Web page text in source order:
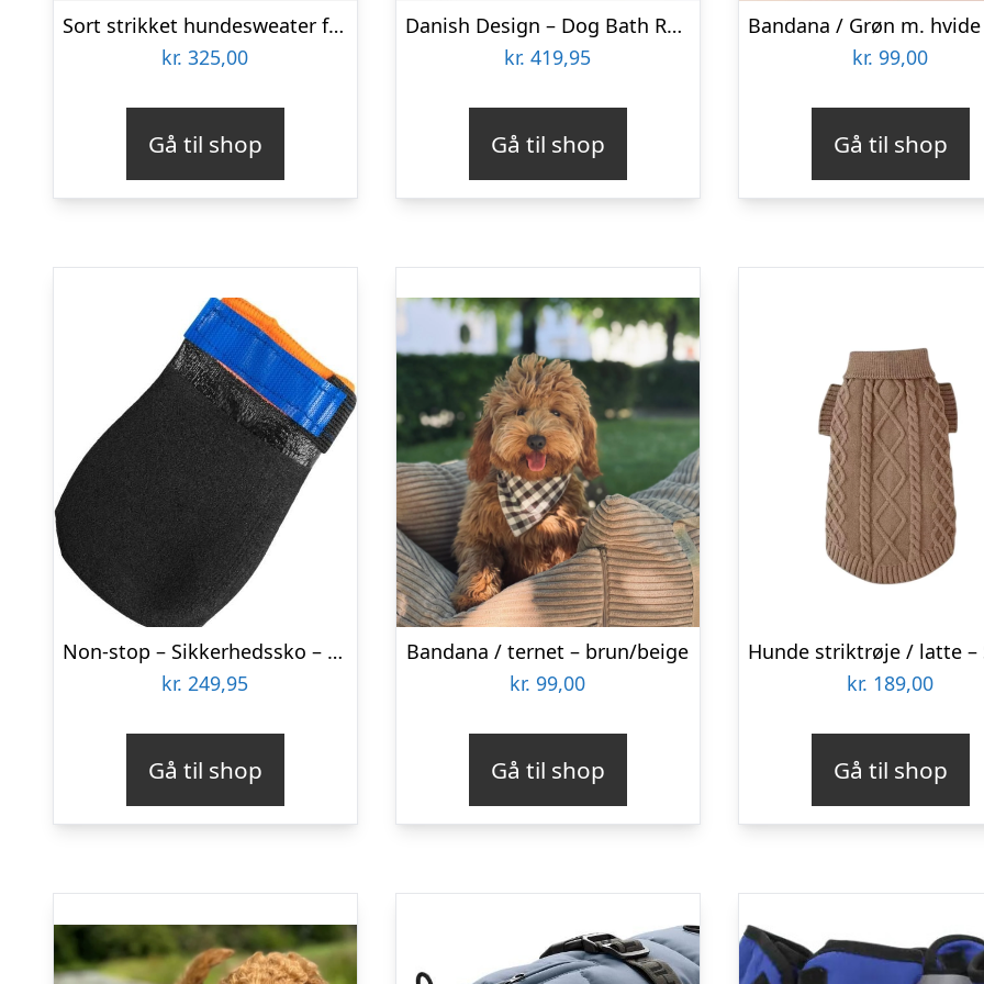
Sort strikket hundesweater fra Fashion Dog – art. 303
kr. 325,00
Gå til shop
Danish Design – Dog Bath Robe Green 70cm
kr. 419,95
Gå til shop
kr. 99,00
Gå til shop
Non-stop – Sikkerhedssko – M – 4stk
kr. 249,95
Gå til shop
Bandana / ternet – brun/beige
kr. 99,00
Gå til shop
kr. 189,00
Gå til shop